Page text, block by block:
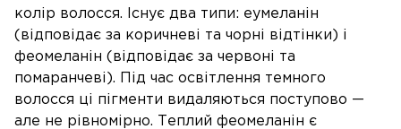
колір волосся. Існує два типи: еумеланін
(відповідає за коричневі та чорні відтінки) і
феомеланін (відповідає за червоні та
помаранчеві). Під час освітлення темного
волосся ці пігменти видаляються поступово —
але не рівномірно. Теплий феомеланін є